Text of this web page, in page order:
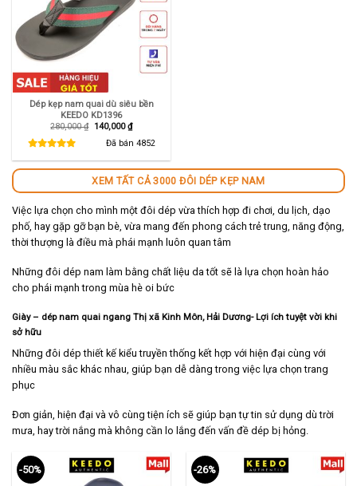
Dép kẹp nam quai dù siêu bền
KEEDO KD1396
280,000₫ Giá
140,000₫Giá
hiện
tại
Đã bán 4852
XEM TẤT CẢ 3000 ĐÔI DÉP KẸP NAM
Việc lựa chọn cho mình một đôi dép vừa thích hợp đi chơi, du lịch, dạo
phố, hay gặp gỡ bạn bè, vừa mang đến phong cách trẻ trung, năng động,
thời thượng là điều mà phái mạnh luôn quan tâm
Những đôi dép nam làm bằng chất liệu da tốt sẽ là lựa chọn hoàn hảo
cho phái mạnh trong mùa hè oi bức
Giày – dép nam quai ngang Thị xã Kinh Môn, Hải Dương- Lợi ích tuyệt vời khi
sở hữu
Những đôi dép thiết kế kiểu truyền thống kết hợp với hiện đại cùng với
nhiều màu sắc khác nhau, giúp bạn dễ dàng trong việc lựa chọn trang
phục
Đơn giản, hiện đại và vô cùng tiện ích sẽ giúp bạn tự tin sử dụng dù trời
mưa, hay trời nắng mà không cần lo lắng đến vấn đề dép bị hỏng.
-50% -26%